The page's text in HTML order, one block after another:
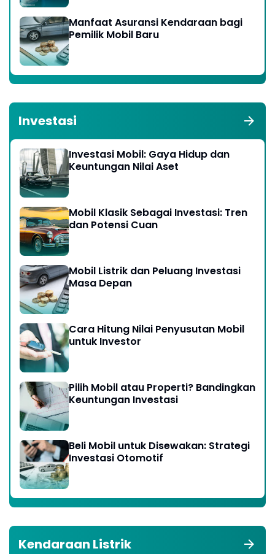
Manfaat Asuransi Kendaraan bagi
Pemilik Mobil Baru
Investasi
Investasi Mobil: Gaya Hidup dan
Keuntungan Nilai Aset
Mobil Klasik Sebagai Investasi: Tren
dan Potensi Cuan
Mobil Listrik dan Peluang Investasi
Masa Depan
Cara Hitung Nilai Penyusutan Mobil
untuk Investor
Pilih Mobil atau Properti? Bandingkan
Keuntungan Investasi
Beli Mobil untuk Disewakan: Strategi
Investasi Otomotif
Kendaraan Listrik